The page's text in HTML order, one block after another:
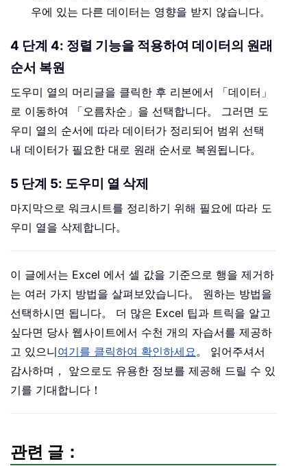
우에 있는 다른 데이터는 영향을 받지 않습니다。
4 단계 4: 정렬 기능을 적용하여 데이터의 원래
순서 복원
도우미 열의 머리글을 클릭한 후 리본에서 「데이터」
로 이동하여 「오름차순」을 선택합니다。 그러면 도
우미 열의 순서에 따라 데이터가 정리되어 범위 선택
내 데이터가 필요한 대로 원래 순서로 복원됩니다。
5 단계 5: 도우미 열 삭제
마지막으로 워크시트를 정리하기 위해 필요에 따라 도
우미 열을 삭제합니다。
이 글에서는 Excel 에서 셀 값을 기준으로 행을 제거하
는 여러 가지 방법을 살펴보았습니다。 원하는 방법을
선택하시면 됩니다。 더 많은 Excel 팁과 트릭을 알고
싶다면 당사 웹사이트에서 수천 개의 자습서를 제공하
고 있으니여기를 클릭하여 확인하세요 。 읽어주셔서
감사하며， 앞으로도 유용한 정보를 제공해 드릴 수 있
기를 기대합니다！
관련 글：